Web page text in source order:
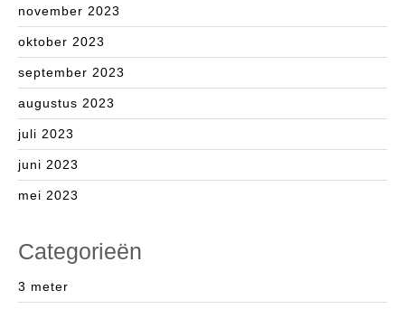
november 2023
oktober 2023
september 2023
augustus 2023
juli 2023
juni 2023
mei 2023
Categorieën
3 meter